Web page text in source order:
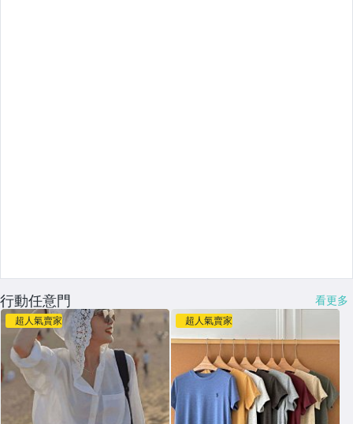
行動任意門 看更多
超人氣賣家 超人氣賣家